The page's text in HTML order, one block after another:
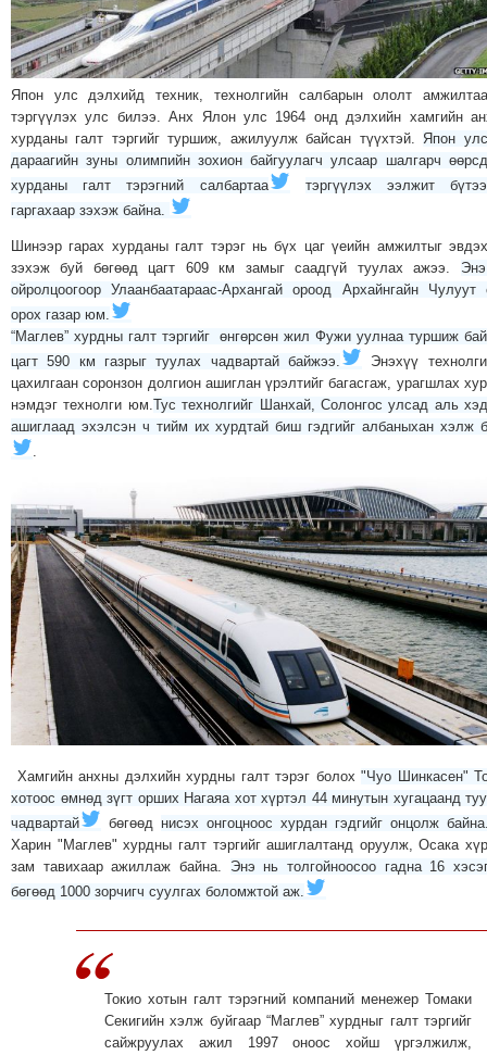
МЭДЭХҮЙ
ТЕХНОЛОГИ
ЭРДЭНЭТ
ЭРГЭН
ТОЙРОНД
ХАВРЫН
ЧУУЛГАНЫ
ЭРГЭН
ТОЙРОНД
ИЙН
ЭРГЭН
ТОЙРОНД
"ЖИ
ТАЙМ"ЫН
ГРАНАТ
ДЭЛБЭРСЭН
ОСЛЫН
ЭРГЭН
ТОЙРОНД
ТӨВСИЙН
ТОДОТГОЛЫН
ЭРГЭН
ТОЙРОНД
ЕРӨНХИЙЛӨГЧИЙН
СОНГУУЛИЙН
ЭРГЭН
ТОЙРОНД
29
Япон улс дэлхийд техник, технолгийн салбарын ололт
тэргүүлэх улс билээ. Анх Ялон улс 1964 онд дэлхийн хамгийн
хурданы галт тэргийг туршиж, ажилуулж байсан түүхтэй.Япон
дараагийн зуны олимпийн зохион байгуулагч улсаар шалгарч
хурданы галт тэрэгний салбартаа
тэргүүлэх ээлжит
гаргахаар зэхэж байна.
Шинээр гарах хурданы галт тэрэг нь бүх цаг үеийн амжилтыг
зэхэж буй бөгөөд цагт 609 км замыг саадгүй туулах ажээ.
ойролцоогоор Улаанбаатараас-Архангай ороод Архайнгайн Чулуут
орох газар юм.
“Маглев” хурдны галт тэргийг өнгөрсөн жил Фужи уулнаа туршиж
цагт 590 км газрыг туулах чадвартай байжээ.
Энэхүү
цахилгаан соронзон долгион ашиглан үрэлтийг багасгаж, урагшлах
нэмдэг технолги юм.Тус технолгийг Шанхай, Солонгос улсад аль
ашиглаад эхэлсэн ч тийм их хурдтай биш гэдгийг албаныхан хэлж
.
Хамгийн анхны дэлхийн хурдны галт тэрэг болох "Чуо Шинкасен"
хотоос өмнөд зүгт орших Нагаяа хот хүртэл 44 минутын хугацаанд
чадвартай
бөгөөд нисэх онгоцноос хурдан гэдгийг онцолж
Харин "Маглев" хурдны галт тэргийг ашиглалтанд оруулж, Осака
зам тавихаар ажиллаж байна. Энэ нь толгойноосоо гадна 16
бөгөөд 1000 зорчигч суулгах боломжтой аж.
Токио хотын галт тэрэгний компаний менежер Томаки
Секигийн хэлж буйгаар “Маглев” хурдныг галт тэргийг
сайжруулах ажил 1997 оноос хойш үргэлжилж,